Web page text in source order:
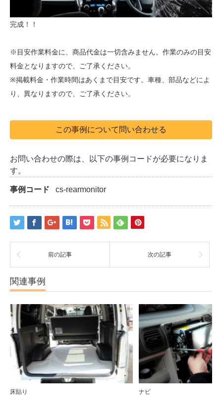
完成！！
※目安作業料金に、商品代金は一切含みません。作業のみの目安
料金となりますので、ご了承ください。
※掲載料金・作業時間はあくまで目安です。車種、部品などによ
り、異なりますので、ご了承ください。
この事例について問い合わせる
お問い合わせの際は、以下の事例コードが必要になりま
す。
事例コード cs-rearmonitor
前の記事 次の記事
関連事例
床貼り ナビ